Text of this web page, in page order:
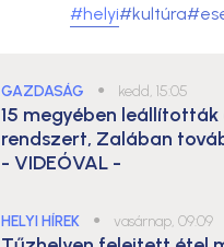
#helyi#kultúra
GAZDASÁG ● kedd, 15:05
15 megyében leállították
rendszert, Zalában
- VIDEÓVAL -
HELYI HÍREK ● vasárnap, 09:09